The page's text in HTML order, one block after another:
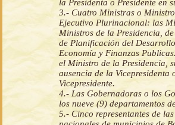
la Presidenta o Presidente en
3.- Cuatro Ministras o
Ejecutivo Plurinacional: las
Ministros de la Presidencia, de
de Planificación del
Economía y Finanzas
el Ministro de la Presidencia,
ausencia de la Vicepresidenta
Vicepresidente.
4.- Las Gobernadoras o los
los nueve (9) departamentos
5.- Cinco representantes de